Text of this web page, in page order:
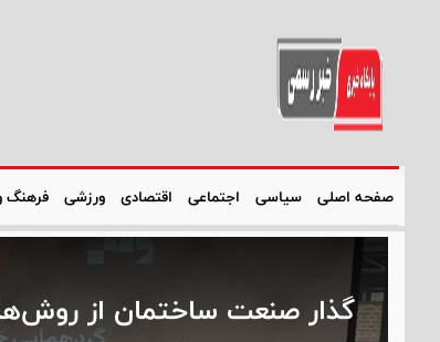
صفحه اصلی سیاسی اجتماعی اقتصادی ورزشی فرهنگ
گذار صنعت ساختمان از